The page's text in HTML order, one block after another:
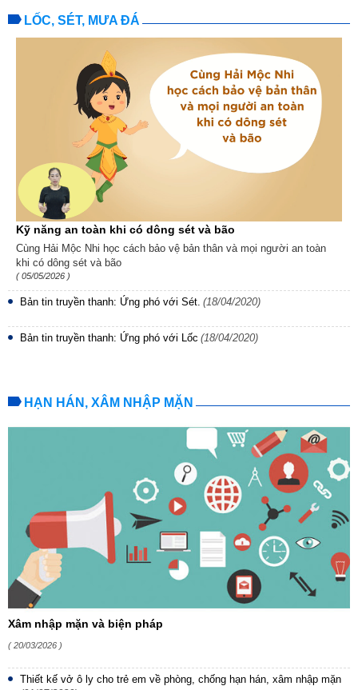
LỐC, SÉT, MƯA ĐÁ
Kỹ năng an toàn khi có dông sét và bão
Cùng Hải Mộc Nhi học cách bảo vệ bản thân và mọi người an toàn
khi có dông sét và bão
( 05/05/2026 )
Bản tin truyền thanh: Ứng phó với Sét. (18/04/2020)
Bản tin truyền thanh: Ứng phó với Lốc (18/04/2020)
HẠN HÁN, XÂM NHẬP MẶN
Xâm nhập mặn và biện pháp
( 20/03/2026 )
Thiết kế vở ô ly cho trẻ em về phòng, chống hạn hán, xâm nhập mặn